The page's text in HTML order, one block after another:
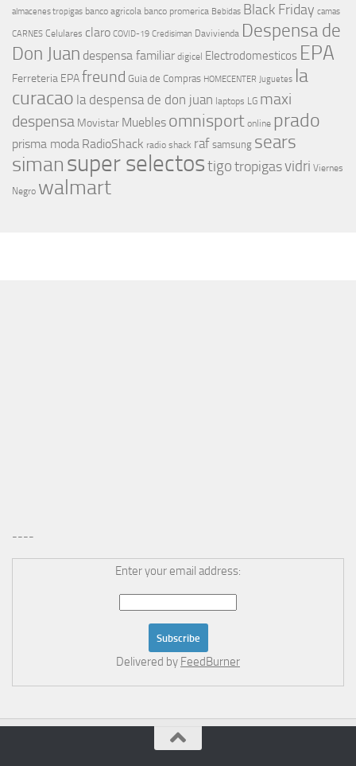
almacenes tropigas banco agricola banco promerica Bebidas Black Friday camas
CARNES Celulares claro COVID-19 Credisiman Davivienda Despensa de
Don Juan despensa familiar digicel Electrodomesticos EPA
Ferreteria EPAfreund Guia de Compras HOMECENTER Juguetes la
curacao la despensa de don juan laptops LG maxi
despensa Movistar Muebles omnisport online prado
prisma moda RadioShack radio shack raf samsung sears
simansuper selectostigotropigasvidri Viernes
Negro walmart
----
Enter your email address:
Delivered by FeedBurner